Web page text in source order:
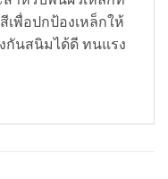
พื่อปกป้องเหล็กให้
กันสนิมได้ดี ทนแรง